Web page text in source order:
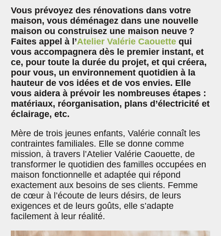
Vous prévoyez des rénovations dans votre
maison, vous déménagez dans une nouvelle
maison ou construisez une maison neuve ?
Faites appel à l’Atelier Valérie Caouette qui
vous accompagnera dès le premier instant, et
ce, pour toute la durée du projet, et qui créera,
pour vous, un environnement quotidien à la
hauteur de vos idées et de vos envies. Elle
vous aidera à prévoir les nombreuses étapes :
matériaux, réorganisation, plans d’électricité et
éclairage, etc.
Mère de trois jeunes enfants, Valérie connaît les
contraintes familiales. Elle se donne comme
mission, à travers l’Atelier Valérie Caouette, de
transformer le quotidien des familles occupées en
maison fonctionnelle et adaptée qui répond
exactement aux besoins de ses clients. Femme
de cœur à l’écoute de leurs désirs, de leurs
exigences et de leurs goûts, elle s’adapte
facilement à leur réalité.